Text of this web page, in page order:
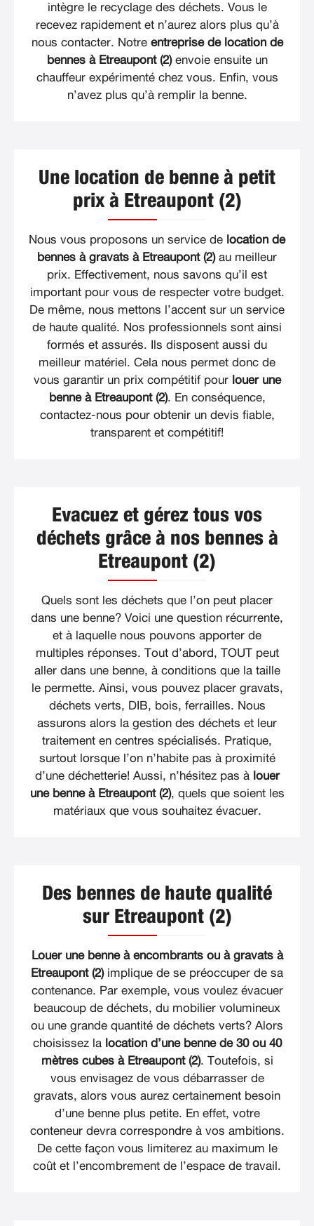
intègre le recyclage des déchets. Vous le
recevez rapidement et n’aurez alors plus qu’à
nous contacter. Notre entreprise de location de
bennes à Etreaupont (2)envoie ensuite un
chauffeur expérimenté chez vous. Enfin, vous
n’avez plus qu’à remplir la benne.
Une location de benne à petit
prix à Etreaupont (2)
Nous vous proposons un service de location de
bennes à gravats à Etreaupont (2)au meilleur
prix. Effectivement, nous savons qu’il est
important pour vous de respecter votre budget.
De même, nous mettons l’accent sur un service
de haute qualité. Nos professionnels sont ainsi
formés et assurés. Ils disposent aussi du
meilleur matériel. Cela nous permet donc de
vous garantir un prix compétitif pour louer une
benne à Etreaupont (2). En conséquence,
contactez-nous pour obtenir un devis fiable,
transparent et compétitif!
Evacuez et gérez tous vos
déchets grâce à nos bennes à
Etreaupont (2)
Quels sont les déchets que l’on peut placer
dans une benne? Voici une question récurrente,
et à laquelle nous pouvons apporter de
multiples réponses. Tout d’abord, TOUT peut
aller dans une benne, à conditions que la taille
le permette. Ainsi, vous pouvez placer gravats,
déchets verts, DIB, bois, ferrailles. Nous
assurons alors la gestion des déchets et leur
traitement en centres spécialisés. Pratique,
surtout lorsque l’on n’habite pas à proximité
d’une déchetterie! Aussi, n’hésitez pas à louer
une benne à Etreaupont (2), quels que soient les
matériaux que vous souhaitez évacuer.
Des bennes de haute qualité
sur Etreaupont (2)
Louer une benne à encombrants ou à gravats à
Etreaupont (2)implique de se préoccuper de sa
contenance. Par exemple, vous voulez évacuer
beaucoup de déchets, du mobilier volumineux
ou une grande quantité de déchets verts? Alors
choisissez la location d’une benne de 30 ou 40
mètres cubes à Etreaupont (2). Toutefois, si
vous envisagez de vous débarrasser de
gravats, alors vous aurez certainement besoin
d’une benne plus petite. En effet, votre
conteneur devra correspondre à vos ambitions.
De cette façon vous limiterez au maximum le
coût et l’encombrement de l’espace de travail.